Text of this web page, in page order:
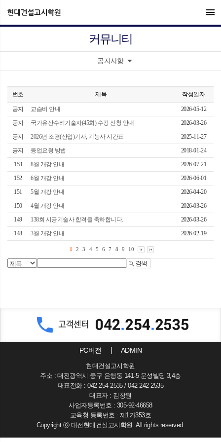
menu
커뮤니티
공지사항arrow_drop_down
번호 제목 작성일자
공지 교습비 안내
2026-05-12
공지
국가유산수리기술자(45회) 수강 신청 안내
2026-03-26
공지
2026년 조경(산업)기사, 기능사 시간표
2025-11-27
공지
등업요청 방법
2018-01-24
153
8월 개강 안내
2026-07-21
152
6월 개강 안내
2026-06-01
151
5월 개강 안내
2026-04-20
150
4월 개강 안내
2026-03-26
149
138회 시공기술사 합격을 축하합니다.
2026-03-26
148
3월 개강 안내 2026-02-19
1 2 3 4 5 6 7 8 9 10
PC버전 ADMIN
현대건설고시학원
주소 : 대전광역시 중구 은행동 141-5 운성빌딩 3,4층
대표전화 : 042-254-2535 / 042-242-2535
대표자 : 김창원
사업자등록번호 : 305-92-46658
교육청 등록번호 : 제1가353호
Copyright ⓒ 대전현대건설고시학원. All rights reserved.